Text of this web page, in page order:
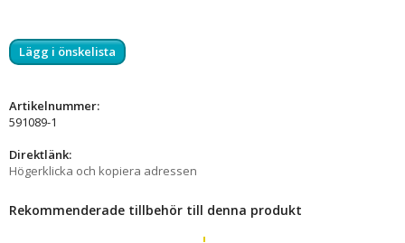
Lägg i önskelista
Artikelnummer:
591089-1
Direktlänk:
Högerklicka och kopiera adressen
Rekommenderade tillbehör till denna produkt